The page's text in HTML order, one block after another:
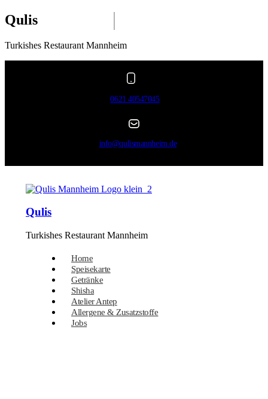
Qulis
Turkishes Restaurant Mannheim
0621 40547045
info@qulismannheim.de
Qulis
Turkishes Restaurant Mannheim
Home
Speisekarte
Getränke
Shisha
Atelier Antep
Allergene & Zusatzstoffe
Jobs